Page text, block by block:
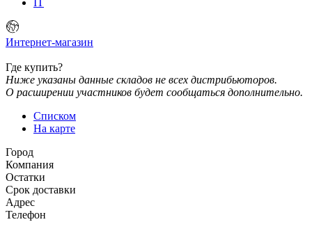
Интернет-магазин
Где купить?
Ниже указаны данные складов не всех дистрибьюторов.
О расширении участников будет сообщаться дополнительно.
Списком
На карте
Город
Компания
Остатки
Срок доставки
Адрес
Телефон